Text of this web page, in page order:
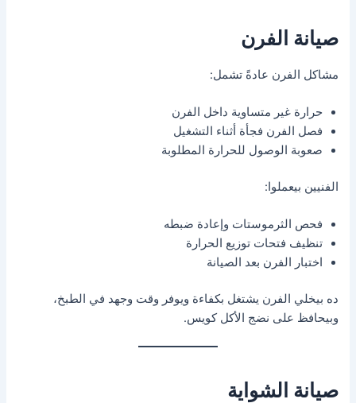
صيانة الفرن
مشاكل الفرن عادةً تشمل:
حرارة غير متساوية داخل الفرن
فصل الفرن فجأة أثناء التشغيل
صعوبة الوصول للحرارة المطلوبة
الفنيين بيعملوا:
فحص الثرموستات وإعادة ضبطه
تنظيف فتحات توزيع الحرارة
اختبار الفرن بعد الصيانة
ده بيخلي الفرن يشتغل بكفاءة ويوفر وقت وجهد في الطبخ،
وبيحافظ على نضج الأكل كويس.
صيانة الشواية